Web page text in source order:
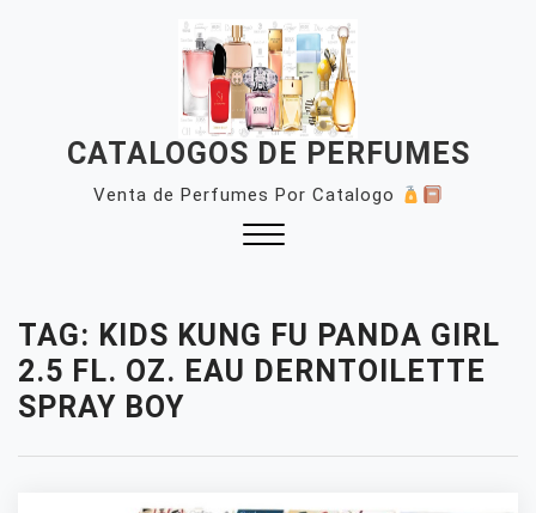
CATALOGOS DE PERFUMES
Venta de Perfumes Por Catalogo
TAG: KIDS KUNG FU PANDA GIRL
2.5 FL. OZ. EAU DERNTOILETTE
SPRAY BOY